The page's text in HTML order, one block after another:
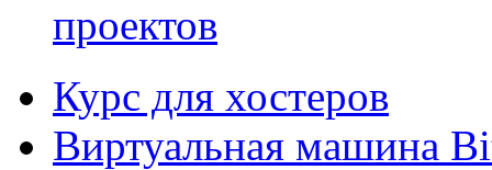
проектов
Курс для хостеров
Виртуальная машина